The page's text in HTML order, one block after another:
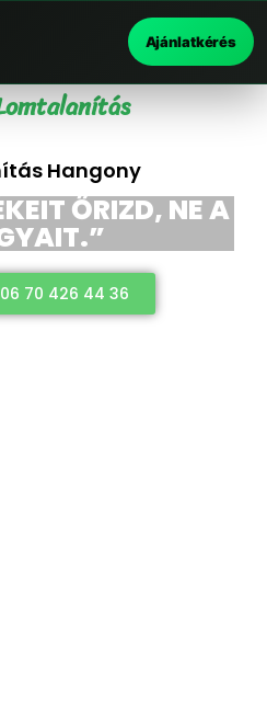
Ajánlatkérés
Hangony
ŐRIZD, NE A
06 70 426 44 36